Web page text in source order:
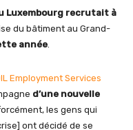
Luxembourg recrutait à
du bâtiment au Grand-
année
Employment Services
d’une nouvelle
les gens qui
ont décidé de se